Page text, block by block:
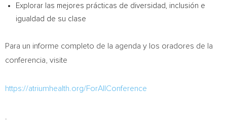
Explorar las mejores prácticas de diversidad, inclusión e
igualdad de su clase
Para un informe completo de la agenda y los oradores de la
conferencia, visite
https://atriumhealth.org/ForAllConference